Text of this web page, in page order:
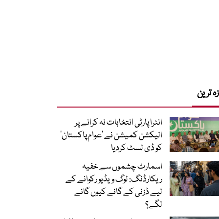
ترین
انٹرا پارٹی انتخابات نہ کرانے پر
الیکشن کمیشن نے ’عوام پاکستان‘
کو ڈی لسٹ کردیا
اسمارٹ چشموں سے خفیہ
ریکارڈنگ: لوگ ویڈیو رکوانے کے
لیے ڈزنی کے گانے کیوں گانے
لگے؟